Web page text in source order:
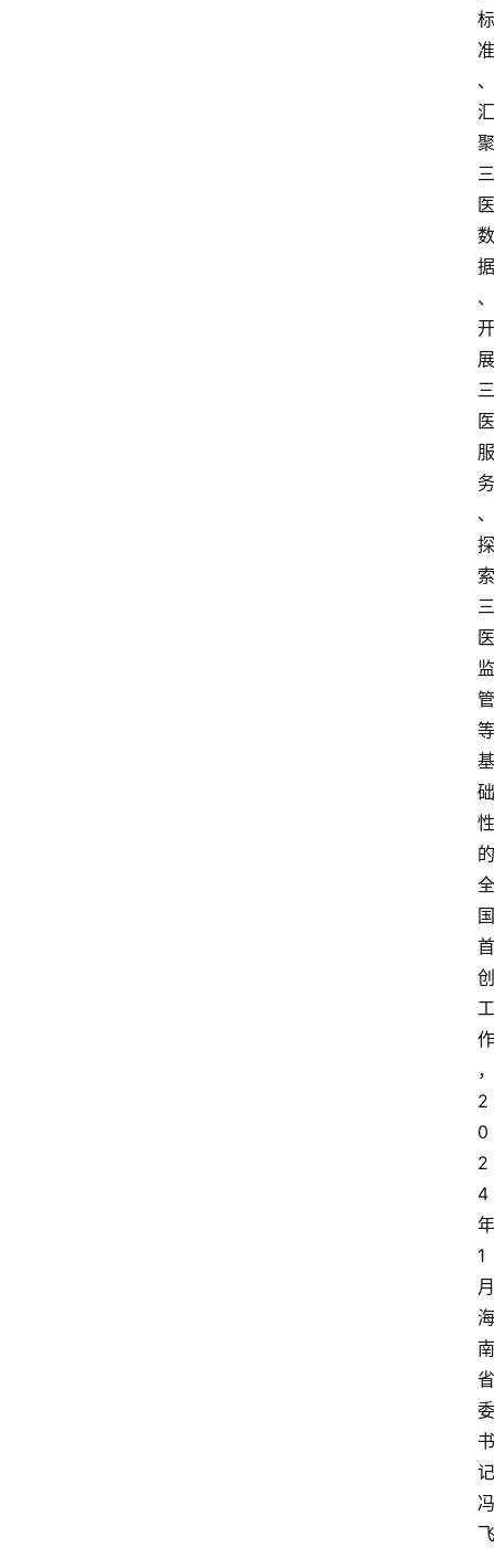
标
准
、
汇
聚
三
医
数
据
、
开
展
三
医
服
务
、
探
索
三
医
监
管
等
基
础
性
的
全
国
首
创
工
作
，
2
0
2
4
年
1
月
海
南
省
委
书
记
冯
飞